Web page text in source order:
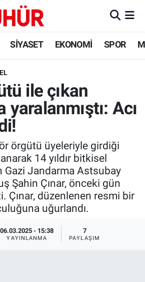
SİYASET EKONOMİ SPOR
ile çıkan
yaralanmıştı: Acı
örgütü üyeleriyle girdiği
14 yıldır bitkisel
Gazi Jandarma Astsubay
Şahin Çınar, önceki gün
Çınar, düzenlenen resmi bir
uğurlandı.
06.03.2025 - 15:38
YAYINLANMA
7
PAYLAŞIM
Haritası
Durumu ve Fikstür